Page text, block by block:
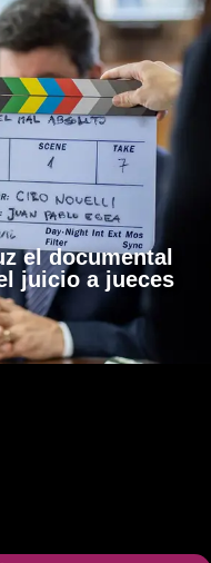
el documental
juicio a jueces